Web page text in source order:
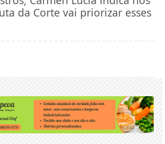
da Corte vai priorizar esses